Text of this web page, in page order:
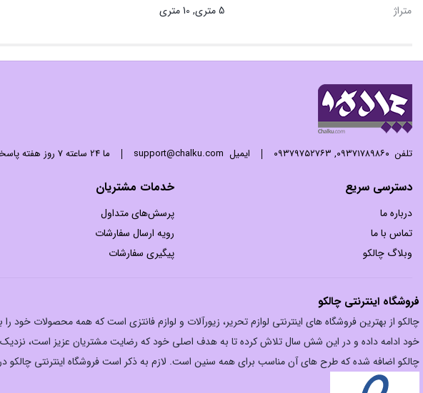
متراژ 5 متری, 10 متری
تلفن ۰۹۳۷۱۷۸۹۸۶۰, ۰۹۳۷۹۷۵۲۷۶۳ ایمیل support@chalku.com ما 24 ساعته 7 روز هفته پاسخگوی شما هستیم.
دسترسی سریع
درباره ما
تماس با ما
وبلاگ چالکو
خدمات مشتریان
پرسش‌های متداول
رویه ارسال سفارشات
پیگیری سفارشات
فروشگاه اینترنتی چالکو
چالکو از بهترین فروشگاه های اینترنتی لوازم تحریر، زیورآلات و لوازم فانتزی است که همه محصولات
خود ادامه داده و در این شش سال تلاش کرده تا به هدف اصلی خود که رضایت مشتریان عزیز است،
چالکو اضافه شده که طرح های آن مناسب برای همه سنین است. لازم به ذکر است فروشگاه اینترنتی چالکو